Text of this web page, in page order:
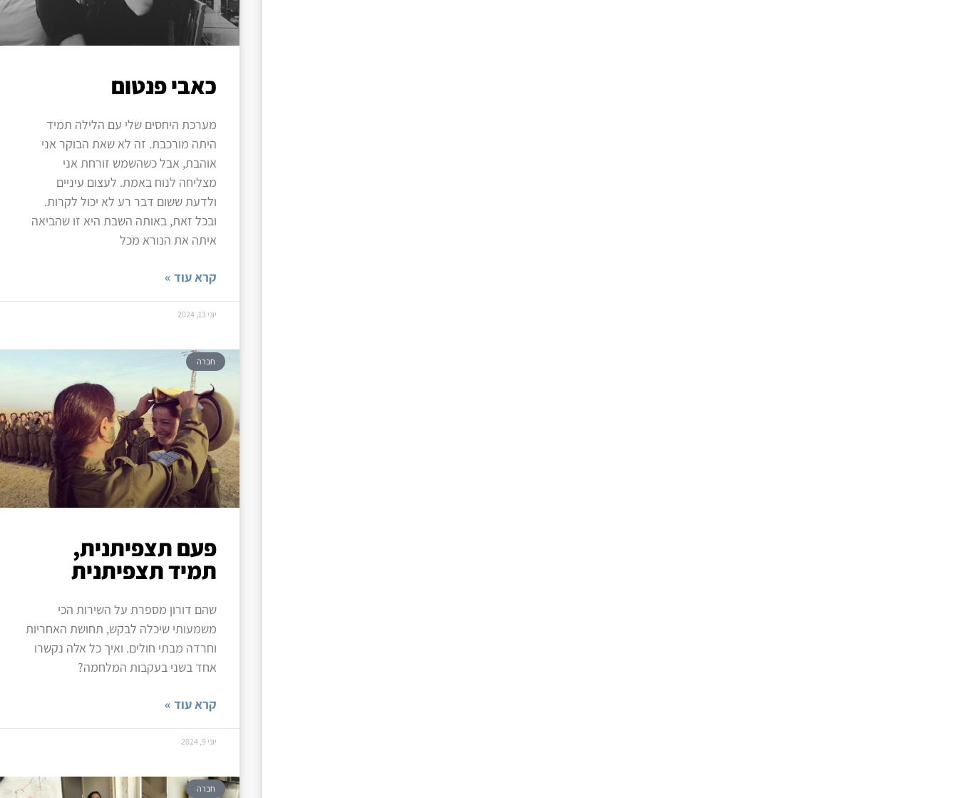
כאבי פנטום
מערכת היחסים שלי עם הלילה תמיד
היתה מורכבת. זה לא שאת הבוקר אני
אוהבת, אבל כשהשמש זורחת אני
מצליחה לנוח באמת. לעצום עיניים
ולדעת ששום דבר רע לא יכול לקרות.
ובכל זאת, באותה השבת היא זו שהביאה
איתה את הנורא מכל
קרא עוד »
יוני 13, 2024
חברה
פעם תצפיתנית,
תמיד תצפיתנית
שהם דורון מספרת על השירות הכי
משמעותי שיכלה לבקש, תחושת האחריות
וחרדה מבתי חולים. ואיך כל אלה נקשרו
אחד בשני בעקבות המלחמה?
קרא עוד »
יוני 9, 2024
חברה